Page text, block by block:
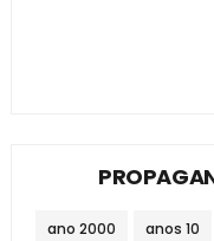
ano 2000 anos 10